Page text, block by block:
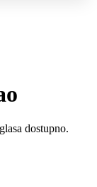
dostupno.